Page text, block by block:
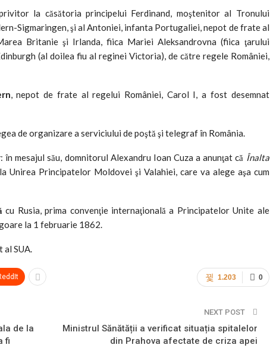
la căsătoria principelui Ferdinand, moştenitor al Tronului
Sigmaringen, şi al Antoniei, infanta Portugaliei, nepot de frate al
Britanie şi Irlanda, fiica Mariei Aleksandrovna (fiica ţarului
(al doilea fiu al reginei Victoria), de către regele României,
, nepot de frate al regelui României, Carol I, a fost desemnat
de organizare a serviciului de poştă şi telegraf în România.
: în mesajul său, domnitorul Alexandru Ioan Cuza a anunţat că Înalta
Unirea Principatelor Moldovei şi Valahiei, care va alege aşa cum
cu Rusia, prima convenţie internaţională a Principatelor Unite ale
la 1 februarie 1862.
al SUA.
0
1.203
de la
fi
NEXT POST
Ministrul Sănătății a verificat situația spitalelor
din Prahova afectate de criza apei